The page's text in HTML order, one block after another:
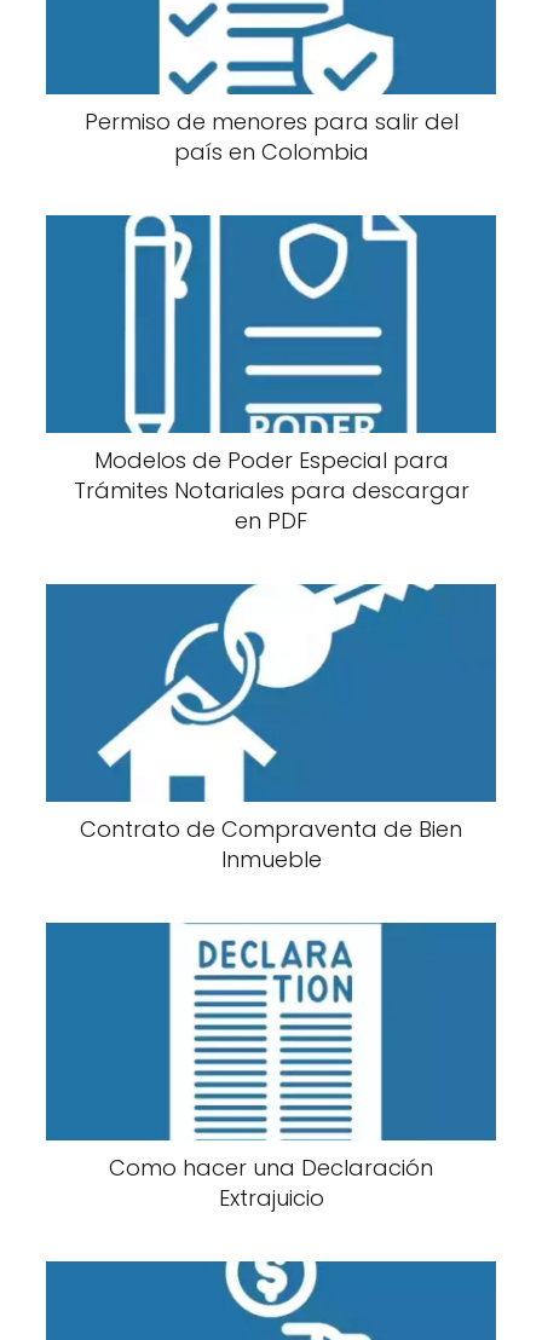
Permiso de menores para salir del
país en Colombia
Modelos de Poder Especial para
Trámites Notariales para descargar
en PDF
Contrato de Compraventa de Bien
Inmueble
Como hacer una Declaración
Extrajuicio